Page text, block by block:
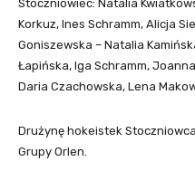
Stoczniowiec: Natalia
Korkuz, Ines Schramm, Alicja
Goniszewska – Natalia
Łapińska, Iga Schramm,
Daria Czachowska, Lena
Drużynę hokeistek
Grupy Orlen.